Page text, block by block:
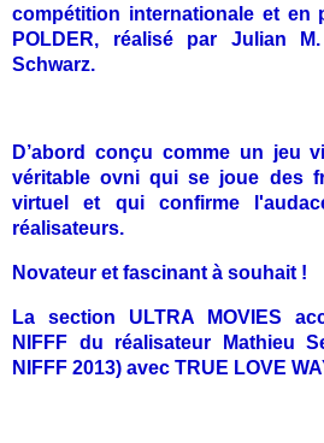
compétition internationale et en
POLDER, réalisé par Julian
Schwarz.
D’abord conçu comme un jeu
véritable ovni qui se joue des
virtuel et qui confirme
réalisateurs.
Novateur et fascinant à souhait !
La section ULTRA MOVIES
NIFFF du réalisateur Mathieu
NIFFF 2013) avec TRUE LOVE